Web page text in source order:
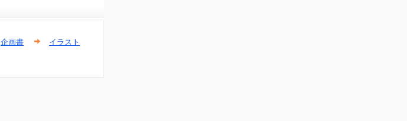
企画書
イラスト